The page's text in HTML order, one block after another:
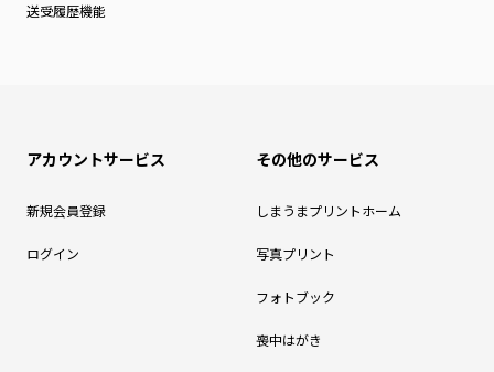
送受履歴機能
アカウントサービス
新規会員登録
ログイン
その他のサービス
しまうまプリントホーム
写真プリント
フォトブック
喪中はがき